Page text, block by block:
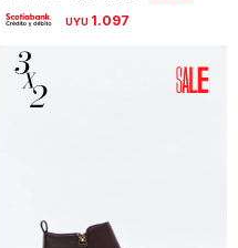
UYU 1.097